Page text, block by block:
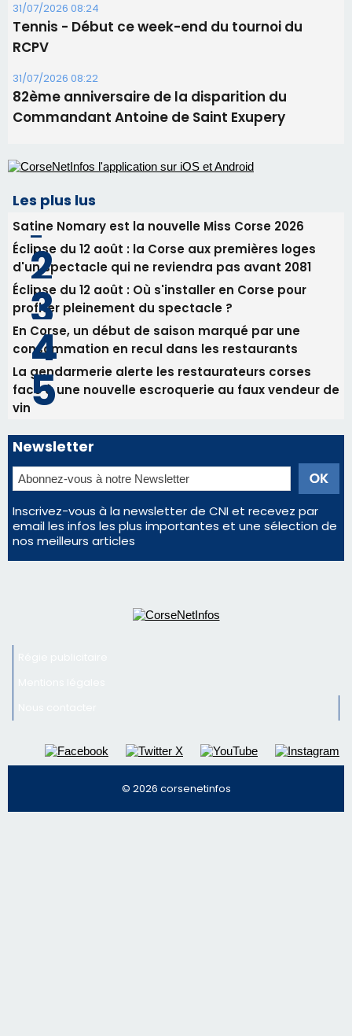
31/07/2026 08:24
Tennis - Début ce week-end du tournoi du
RCPV
31/07/2026 08:22
82ème anniversaire de la disparition du
Commandant Antoine de Saint Exupery
Les plus lus
Satine Nomary est la nouvelle Miss Corse 2026
Éclipse du 12 août : la Corse aux premières loges
d'un spectacle qui ne reviendra pas avant 2081
Éclipse du 12 août : Où s'installer en Corse pour
profiter pleinement du spectacle ?
En Corse, un début de saison marqué par une
consommation en recul dans les restaurants
La gendarmerie alerte les restaurateurs corses
face à une nouvelle escroquerie au faux vendeur de
vin
Newsletter
Inscrivez-vous à la newsletter de CNI et recevez par
email les infos les plus importantes et une sélection de
nos meilleurs articles
© 2026 corsenetinfos